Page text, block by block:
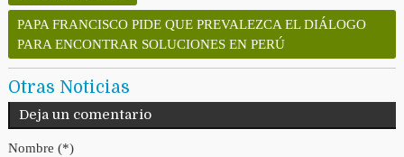
PAPA FRANCISCO PIDE QUE PREVALEZCA EL DIÁLOGO
PARA ENCONTRAR SOLUCIONES EN PERÚ
Otras Noticias
Deja un comentario
Nombre (*)